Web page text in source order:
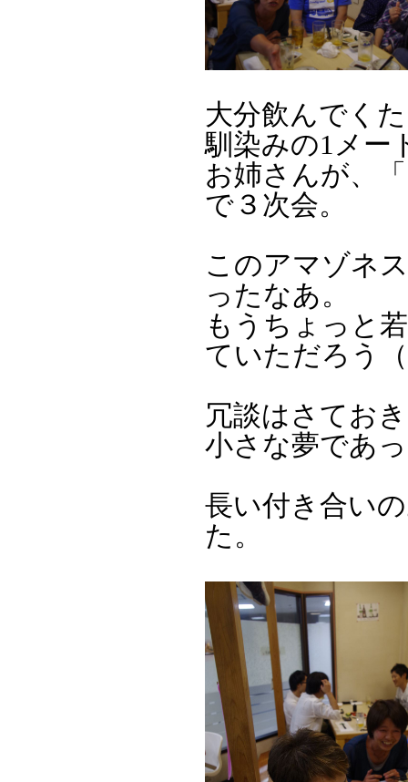
大分飲んでく
馴染みの1メー
お姉さんが、
で３次会。
このアマゾネ
ったなあ。
もうちょっと
ていただろう
冗談はさてお
小さな夢であ
長い付き合い
た。